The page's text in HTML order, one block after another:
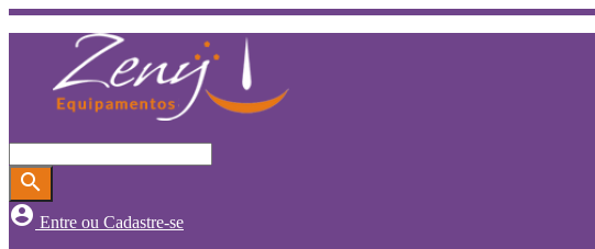
search
account_circle Entre ou Cadastre-se